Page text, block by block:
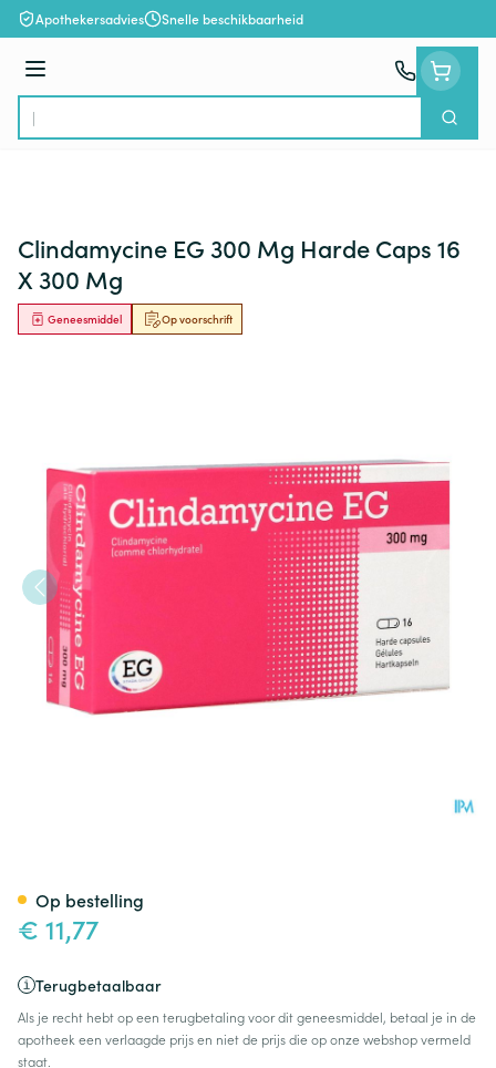
Ga naar de inhoud
Apothekersadvies Snelle beschikbaarheid
Menu
Product, merk, categorie...
Zoek
Clindamycine EG 300 Mg Harde Caps 16
X 300 Mg
Op voorschrift
Geneesmiddel
€ 11,77
Terugbetaalbaar
Als je recht hebt op een terugbetaling voor dit geneesmiddel, betaal je in de
apotheek een verlaagde prijs en niet de prijs die op onze webshop vermeld
staat.
Op bestelling